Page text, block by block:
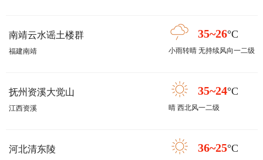
南靖云水谣土楼群
福建南靖
35~26°C
小雨转晴 无持续风向一二级
抚州资溪大觉山
江西资溪
35~24°C
晴 西北风一二级
河北清东陵 36~25°C